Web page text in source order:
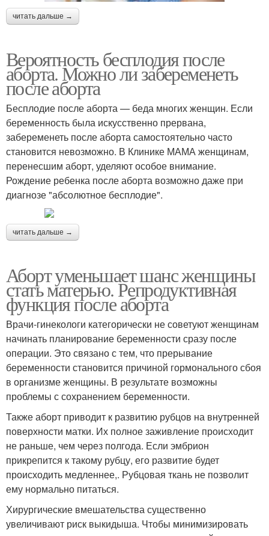
читать дальше →
Вероятность бесплодия после
аборта. Можно ли забеременеть
после аборта
Бесплодие после аборта — беда многих женщин. Если
беременность была искусственно прервана,
забеременеть после аборта самостоятельно часто
становится невозможно. В Клинике МАМА женщинам,
перенесшим аборт, уделяют особое внимание.
Рождение ребенка после аборта возможно даже при
диагнозе "абсолютное бесплодие".
читать дальше →
Аборт уменьшает шанс женщины
стать матерью. Репродуктивная
функция после аборта
Врачи-гинекологи категорически не советуют женщинам
начинать планирование беременности сразу после
операции. Это связано с тем, что прерывание
беременности становится причиной гормонального сбоя
в организме женщины. В результате возможны
проблемы с сохранением беременности.
Также аборт приводит к развитию рубцов на внутренней
поверхности матки. Их полное заживление происходит
не раньше, чем через полгода. Если эмбрион
прикрепится к такому рубцу, его развитие будет
происходить медленнее,. Рубцовая ткань не позволит
ему нормально питаться.
Хирургические вмешательства существенно
увеличивают риск выкидыша. Чтобы минимизировать